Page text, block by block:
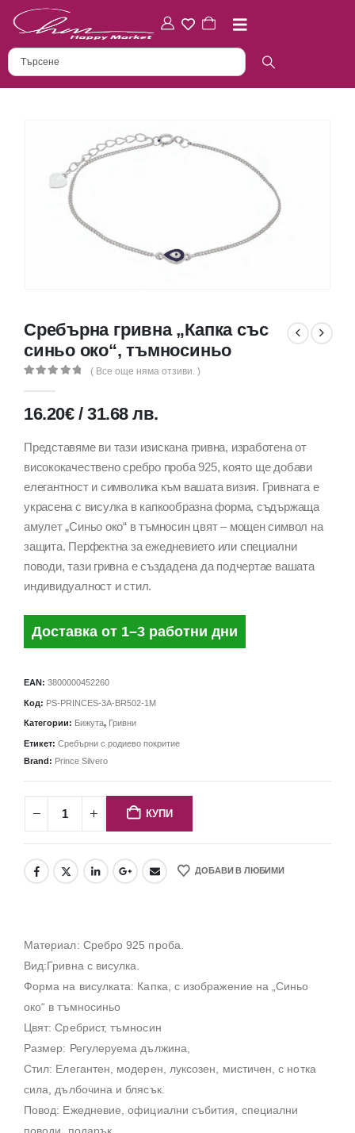
Сребърна гривна „Капка със
синьо око“, тъмносиньо
( Все още няма отзиви. )
16.20€ /31.68лв.
Представяме ви тази изискана гривна, изработена от
висококачествено сребро проба 925, която ще добави
елегантност и символика към вашата визия. Гривната е
украсена с висулка в капкообразна форма, съдържаща
амулет „Синьо око“ в тъмносин цвят – мощен символ на
защита. Перфектна за ежедневието или специални
поводи, тази гривна е създадена да подчертае вашата
индивидуалност и стил.
Доставка от 1–3 работни дни
EAN: 3800000452260
Код: PS-PRINCES-3A-BR502-1M
Категории: Бижута, Гривни
Етикет: Сребърни с родиево покритие
Brand: Prince Silvero
КУПИ
ДОБАВИ В ЛЮБИМИ
Материал: Сребро 925 проба.
Вид:Гривна с висулка.
Форма на висулката: Капка, с изображение на „Синьо
око“ в тъмносиньо
Цвят: Сребрист, тъмносин
Размер: Регулеруема дължина,
Стил: Елегантен, модерен, луксозен, мистичен, с нотка
сила, дълбочина и блясък.
Повод: Ежедневие, официални събития, специални
поводи, подарък.